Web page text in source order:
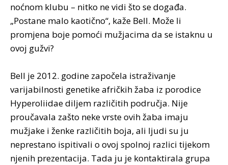
noćnom klubu – nitko ne vidi što se događa.
„Postane malo kaotično“, kaže Bell. Može li
promjena boje pomoći mužjacima da se istaknu u
ovoj gužvi?
Bell je 2012. godine započela istraživanje
varijabilnosti genetike afričkih žaba iz porodice
Hyperoliidae diljem različitih područja. Nije
proučavala zašto neke vrste ovih žaba imaju
mužjake i ženke različitih boja, ali ljudi su ju
neprestano ispitivali o ovoj spolnoj razlici tijekom
njenih prezentacija. Tada ju je kontaktirala grupa